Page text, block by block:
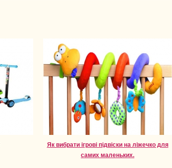
Як вибрати ігрові підвіски на ліжечко для
самих маленьких.